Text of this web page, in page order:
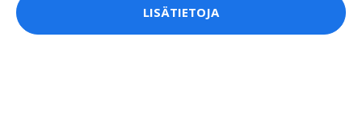
LISÄTIETOJA